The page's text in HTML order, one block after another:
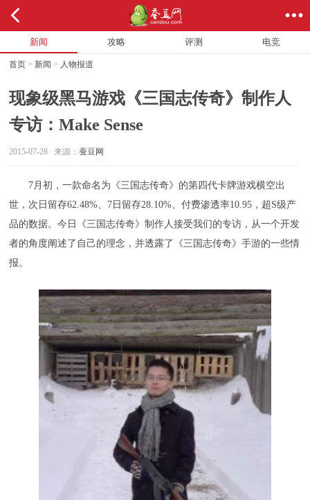
新闻 攻略 评测 电竞
首页 > 新闻 > 人物报道
现象级黑马游戏《三国志传奇》制作人
专访：Make Sense
2015-07-28 来源：蚕豆网
7月初，一款命名为《三国志传奇》的第四代卡牌游戏横空出
世，次日留存62.48%、7日留存28.10%、付费渗透率10.95，超S级产
品的数据。今日《三国志传奇》制作人接受我们的专访，从一个开发
者的角度阐述了自己的理念，并透露了《三国志传奇》手游的一些情
报。